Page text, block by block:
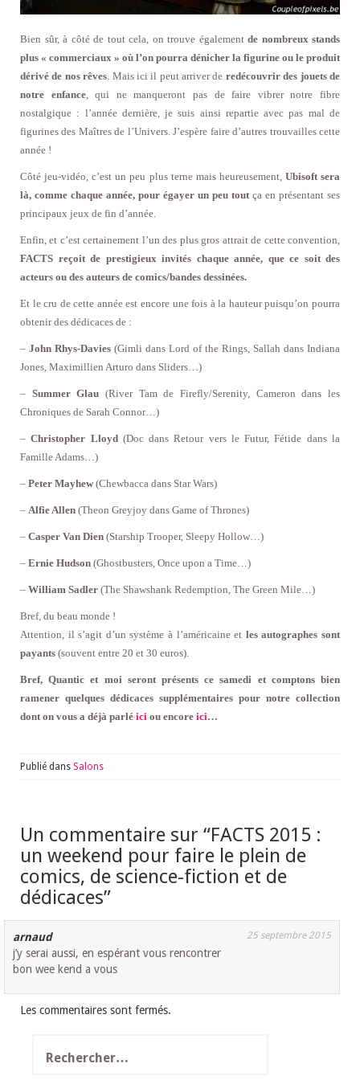
Bien sûr, à côté de tout cela, on trouve également de nombreux stands
plus « commerciaux » où l’on pourra dénicher la figurine ou le produit
dérivé de nos rêves. Mais ici il peut arriver de redécouvrir des jouets de
notre enfance, qui ne manqueront pas de faire vibrer notre fibre
nostalgique : l’année dernière, je suis ainsi repartie avec pas mal de
figurines des Maîtres de l’Univers. J’espère faire d’autres trouvailles cette
année !
Côté jeu-vidéo, c’est un peu plus terne mais heureusement, Ubisoft sera
là, comme chaque année, pour égayer un peu toutça en présentant ses
principaux jeux de fin d’année.
Enfin, et c’est certainement l’un des plus gros attrait de cette convention,
FACTS reçoit de prestigieux invités chaque année, que ce soit des
acteurs ou des auteurs de comics/bandes dessinées.
Et le cru de cette année est encore une fois à la hauteur puisqu’on pourra
obtenir des dédicaces de :
– John Rhys-Davies (Gimli dans Lord of the Rings, Sallah dans Indiana
Jones, Maximillien Arturo dans Sliders…)
– Summer Glau (River Tam de Firefly/Serenity, Cameron dans les
Chroniques de Sarah Connor…)
–Christopher Lloyd(Doc dans Retour vers le Futur, Fétide dans la
Famille Adams…)
– Peter Mayhew (Chewbacca dans Star Wars)
– Alfie Allen (Theon Greyjoy dans Game of Thrones)
– Casper Van Dien (Starship Trooper, Sleepy Hollow…)
– Ernie Hudson (Ghostbusters, Once upon a Time…)
– William Sadler (The Shawshank Redemption, The Green Mile…)
Bref, du beau monde !
Attention, il s’agit d’un système à l’américaine et les autographes sont
payants (souvent entre 20 et 30 euros).
Bref, Quantic et moi seront présents ce samedi et comptons bien
ramener quelques dédicaces supplémentaires pour notre collection
dont on vous a déjà parlé ici ou encore ici…
Publié dans Salons
Un commentaire sur “FACTS 2015 :
un weekend pour faire le plein de
comics, de science-fiction et de
dédicaces”
arnaud 25 septembre 2015
j’y serai aussi, en espérant vous rencontrer
bon wee kend a vous
Les commentaires sont fermés.